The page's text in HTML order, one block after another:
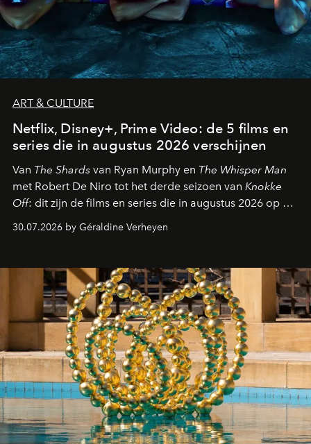
ART & CULTURE
Netflix, Disney+, Prime Video: de 5 films en
series die in augustus 2026 verschijnen
Van The Shards van Ryan Murphy en The Whisper Man
met Robert De Niro tot het derde seizoen van Knokke
Off: dit zijn de films en series die in augustus 2026 op de
streamingplatformen verschijnen.
30.07.2026 by Géraldine Verheyen